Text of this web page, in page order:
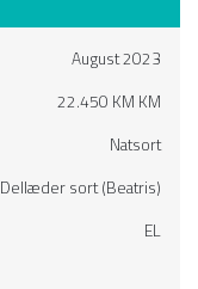
August 2023
22.450 KM KM
Natsort
Dellæder sort (Beatris)
EL